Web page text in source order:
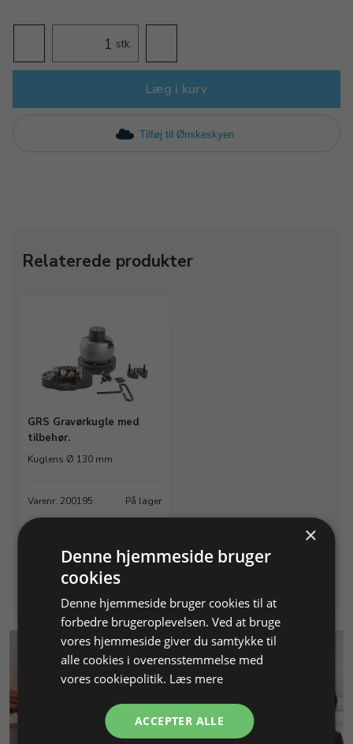
stk.
Læg i kurv
Tilføj til Ønskeskyen
Relaterede produkter
GRS Gravørkugle med
tilbehør.
Kuglens Ø 130 mm
Varenr. 200195 På lager
Info Læg i kurv
×
Denne hjemmeside bruger
cookies
Denne hjemmeside bruger cookies til at
forbedre brugeroplevelsen. Ved at bruge
vores hjemmeside giver du samtykke til
alle cookies i overensstemmelse med
vores cookiepolitik. Læs mere
ACCEPTER ALLE